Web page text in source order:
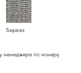
Береза
менеджера по номеру